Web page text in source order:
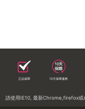
正品保障 10天保障服務
請使用IE10, 最新Chrome,firefox或